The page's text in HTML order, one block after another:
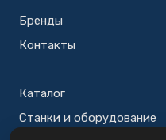
Бренды
Контакты
Каталог
Станки и оборудование